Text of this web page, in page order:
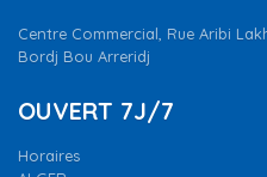
Centre Commercial, Rue Aribi
Bordj Bou Arreridj
OUVERT 7J/7
Horaires